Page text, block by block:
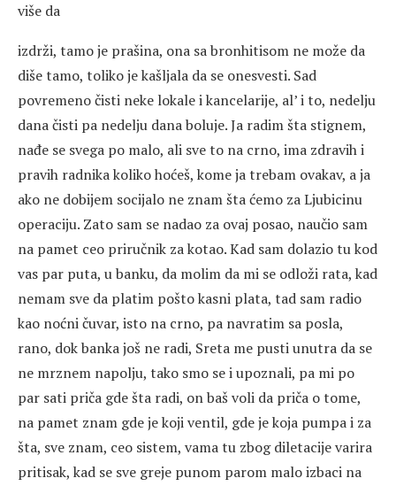
više da
izdrži, tamo je prašina, ona sa bronhitisom ne može da
diše tamo, toliko je kašljala da se onesvesti. Sad
povremeno čisti neke lokale i kancelarije, al’ i to, nedelju
dana čisti pa nedelju dana boluje. Ja radim šta stignem,
nađe se svega po malo, ali sve to na crno, ima zdravih i
pravih radnika koliko hoćeš, kome ja trebam ovakav, a ja
ako ne dobijem socijalo ne znam šta ćemo za Ljubicinu
operaciju. Zato sam se nadao za ovaj posao, naučio sam
na pamet ceo priručnik za kotao. Kad sam dolazio tu kod
vas par puta, u banku, da molim da mi se odloži rata, kad
nemam sve da platim pošto kasni plata, tad sam radio
kao noćni čuvar, isto na crno, pa navratim sa posla,
rano, dok banka još ne radi, Sreta me pusti unutra da se
ne mrznem napolju, tako smo se i upoznali, pa mi po
par sati priča gde šta radi, on baš voli da priča o tome,
na pamet znam gde je koji ventil, gde je koja pumpa i za
šta, sve znam, ceo sistem, vama tu zbog diletacije varira
pritisak, kad se sve greje punom parom malo izbaci na